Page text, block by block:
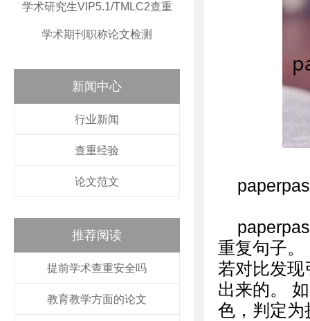
学术研究生VIP5.1/TMLC2查重
学术期刊职称论文检测
新闻中心
行业新闻
查重经验
论文范文
推荐阅读
提前学术查重安全吗
教育教学方面的论文
重复句子。
若对比发
出来的。
色，判定